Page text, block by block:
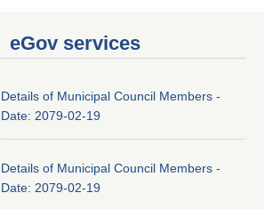
eGov services
Details of Municipal Council Members -
Date: 2079-02-19
Details of Municipal Council Members -
Date: 2079-02-19